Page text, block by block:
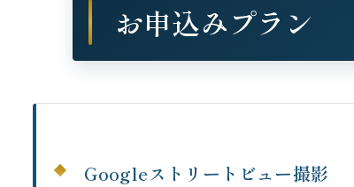
お申込みプラン
Googleストリートビュー撮影